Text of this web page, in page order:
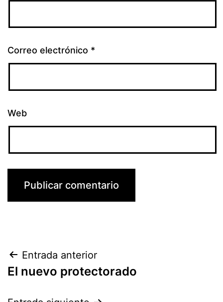
Correo electrónico *
Web
Navegación
de
Entrada anterior
El nuevo protectorado